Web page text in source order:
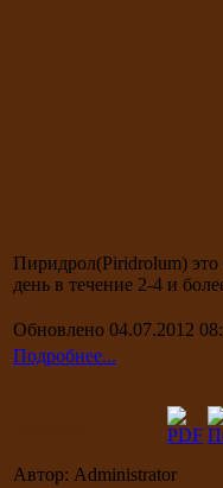
Пиридрол(Piridrolum) это
день в течение 2-4 и
Обновлено 04.07.2012
Подробнее...
Автор: Administrator